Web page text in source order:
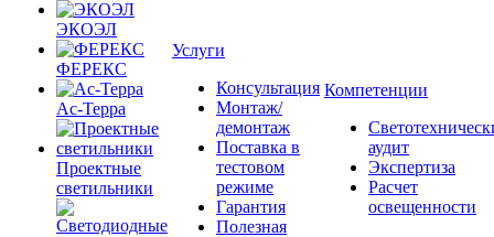
ЭКОЭЛ
ФЕРЕКС
Ас-Терра
Проектные
светильники
Услуги
Консультация
Монтаж/
демонтаж
Поставка в
тестовом
режиме
Гарантия
Полезная
Компетенции
аудит
Экспертиза
Расчет
освещенности